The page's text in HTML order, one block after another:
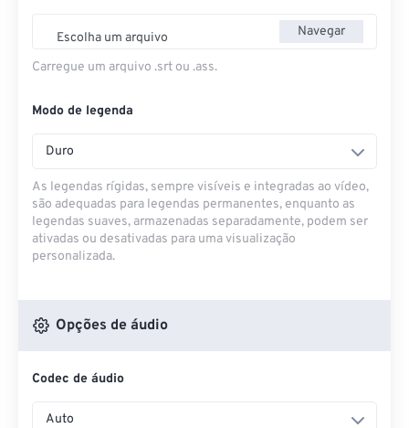
Escolha um arquivo Navegar
Carregue um arquivo .srt ou .ass.
Modo de legenda
Duro
As legendas rígidas, sempre visíveis e integradas ao vídeo,
são adequadas para legendas permanentes, enquanto as
legendas suaves, armazenadas separadamente, podem ser
ativadas ou desativadas para uma visualização
personalizada.
Opções de áudio
Codec de áudio
Auto